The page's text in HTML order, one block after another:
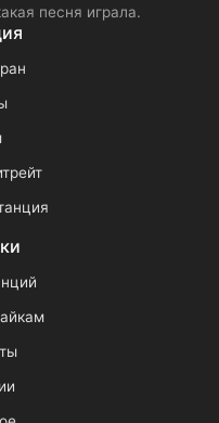
песня играла.